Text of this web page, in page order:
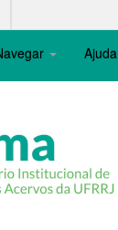
Ajuda